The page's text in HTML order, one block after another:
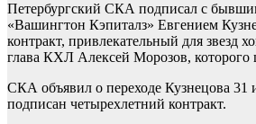
Петербургский СКА подписал с
«Вашингтон Кэпиталз» Евгением
контракт, привлекательный для звезд
глава КХЛ Алексей Морозов,
СКА объявил о переходе Кузнецова 31
подписан четырехлетний контракт.